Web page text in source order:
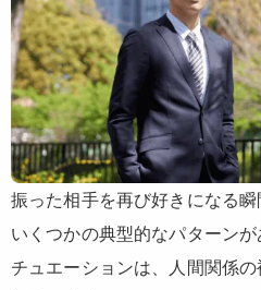
振った相手を再び好きになる
いくつかの典型的なパターン
チュエーションは、人間関係